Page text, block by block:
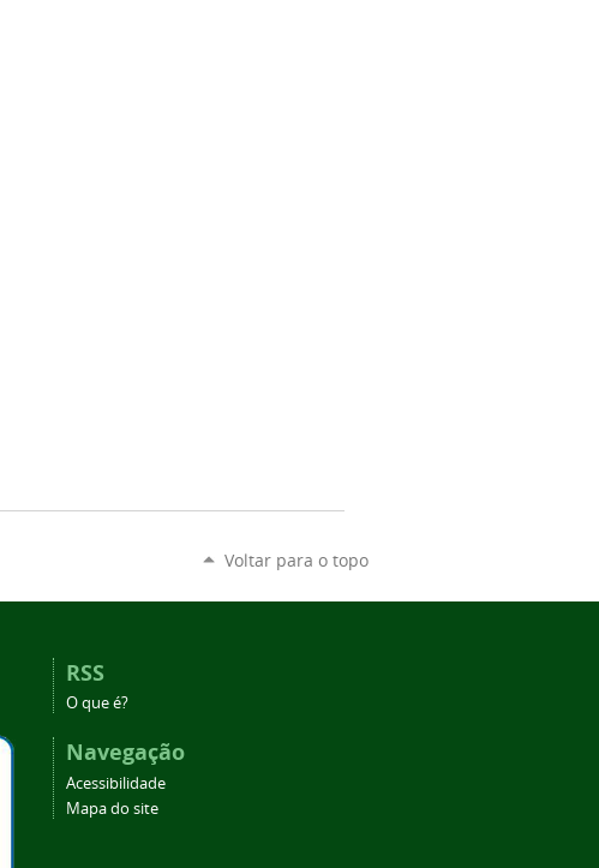
Voltar para o topo
RSS
O que é?
Navegação
Acessibilidade
Mapa do site